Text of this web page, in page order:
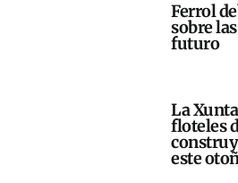
Ferrol
sobre
futuro
La
floteles
este